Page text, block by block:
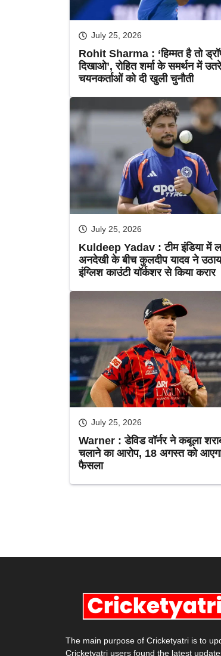
July 25, 2026
Rohit Sharma : ‘हिम्मत है तो
दिखाओ’, रोहित शर्मा के समर्थन में
चयनकर्ताओं को दी खुली चुनौती
July 25, 2026
Kuldeep Yadav : टीम इंडिया में
अनदेखी के बीच कुलदीप यादव ने
इंग्लिश काउंटी यॉर्कशर से किया करार
July 25, 2026
Warner : डेविड वॉर्नर ने कबूला
चलाने का आरोप, 18 अगस्त को आएगा
फैसला
The main purpose of Cricketyatri is to
Cricketyatri users found the latest